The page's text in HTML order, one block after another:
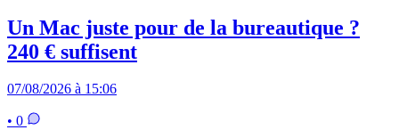
Un Mac juste pour de la bureautique ?
240 € suffisent
07/08/2026 à 15:06
• 0